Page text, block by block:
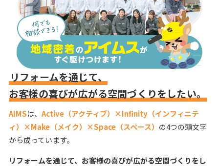
リフォームを通じて、
お客様の喜びが広がる空間づくりをしたい。
AIMSは、 Active（アクティブ）×Infinity（インフィニテ
ィ）×Make（メイク）×Space（スペース） の4つの頭文字
から成っています。
リフォームを通じて、 お客様の喜びが広がる空間づくりをし